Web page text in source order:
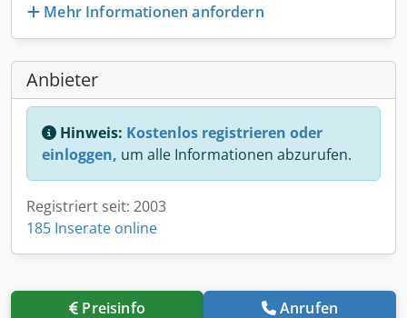
Mehr Informationen anfordern
Anbieter
Hinweis: Kostenlos registrieren oder
einloggen, um alle Informationen abzurufen.
Registriert seit: 2003
185 Inserate online
Preisinfo Anrufen